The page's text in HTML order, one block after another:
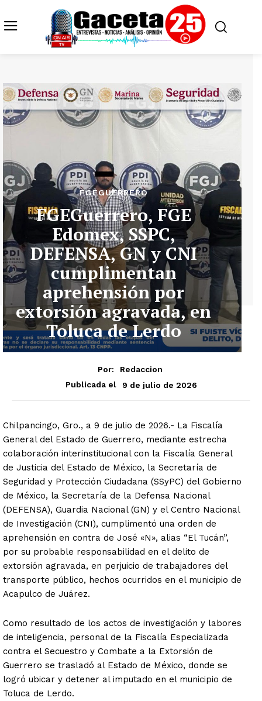
FGEGUERRERO
FGEGuerrero, FGE
Edomex, SSPC,
DEFENSA, GN y CNI
cumplimentan
aprehensión por
extorsión agravada, en
Toluca de Lerdo
Por:
Redaccion
Publicada el
9 de julio de 2026
Chilpancingo, Gro., a 9 de julio de 2026.- La Fiscalía
General del Estado de Guerrero, mediante estrecha
colaboración interinstitucional con la Fiscalía General
de Justicia del Estado de México, la Secretaría de
Seguridad y Protección Ciudadana (SSyPC) del Gobierno
de México, la Secretaría de la Defensa Nacional
(DEFENSA), Guardia Nacional (GN) y el Centro Nacional
de Investigación (CNI), cumplimentó una orden de
aprehensión en contra de José «N», alias “El Tucán”,
por su probable responsabilidad en el delito de
extorsión agravada, en perjuicio de trabajadores del
transporte público, hechos ocurridos en el municipio de
Acapulco de Juárez.
Como resultado de los actos de investigación y labores
de inteligencia, personal de la Fiscalía Especializada
contra el Secuestro y Combate a la Extorsión de
Guerrero se trasladó al Estado de México, donde se
logró ubicar y detener al imputado en el municipio de
Toluca de Lerdo.